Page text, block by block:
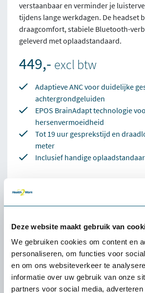
Deze website maakt gebruik van
We gebruiken cookies om content en
personaliseren, om functies voor
en om ons websiteverkeer te
informatie over uw gebruik van onze
partners voor social media,
verstaanbaar en verminder je
tijdens lange werkdagen. De headset
draagcomfort, stabiele Bluetooth-
geleverd met oplaadstandaard.
449,- excl btw
Adaptieve ANC voor duidelijke
achtergrondgeluiden
EPOS BrainAdapt technologie
hersenvermoeidheid
Tot 19 uur gesprekstijd en
meter
Inclusief handige
Direct bestellen
100%
Snelle levering uit
4.6